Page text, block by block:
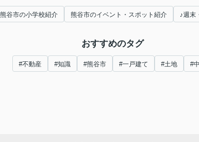
熊谷市の小学校紹介 熊谷市のイベント・スポット紹介 ♪週末
おすすめのタグ
#不動産 #知識 #熊谷市 #一戸建て #土地 #